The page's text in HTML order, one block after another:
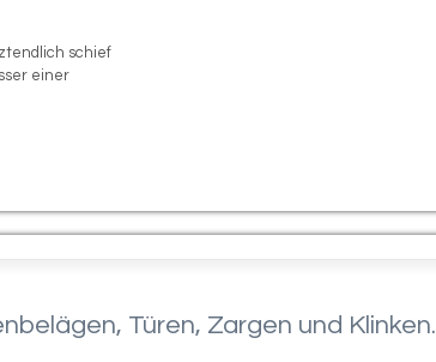
schief
einer
Türen, Zargen und Klinken.